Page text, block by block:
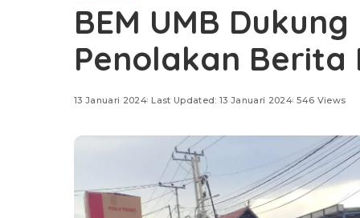
BEM UMB
Penolakan Berita
13 Januari 2024 Last Updated: 13 Januari 2024 546 Views